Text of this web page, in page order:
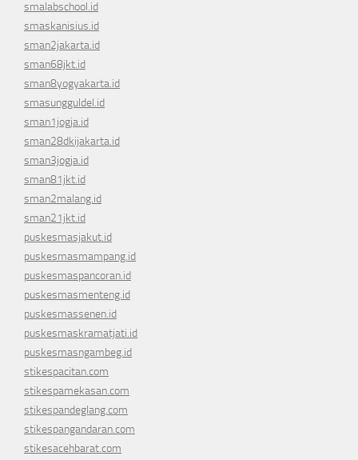
smalabschool.id
smaskanisius.id
sman2jakarta.id
sman68jkt.id
sman8yogyakarta.id
smasungguldel.id
sman1jogja.id
sman28dkijakarta.id
sman3jogja.id
sman81jkt.id
sman2malang.id
sman21jkt.id
puskesmasjakut.id
puskesmasmampang.id
puskesmaspancoran.id
puskesmasmenteng.id
puskesmassenen.id
puskesmaskramatjati.id
puskesmasngambeg.id
stikespacitan.com
stikespamekasan.com
stikespandeglang.com
stikespangandaran.com
stikesacehbarat.com